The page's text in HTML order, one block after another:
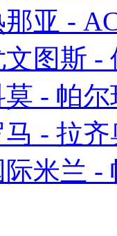
亚 -
图斯 -
- 帕
- 拉
米兰 -